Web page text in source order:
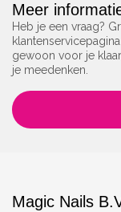
Meer
Heb je een vraag?
gewoon voor je
je meedenken.
Magic Nails